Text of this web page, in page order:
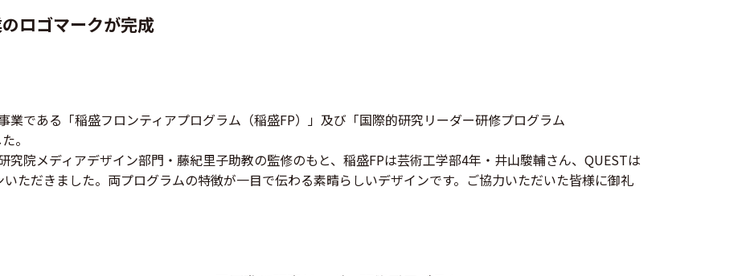
ロゴマークが完成
業である「稲盛フロンティアプログラム（稲盛FP）」及び「国際的研究リーダー研修プログラム
。
究院メディアデザイン部門・藤紀里子助教の監修のもと、稲盛FPは芸術工学部4年・井山駿輔さん、QUESTは
ただきました。両プログラムの特徴が一目で伝わる素晴らしいデザインです。ご協力いただいた皆様に御礼